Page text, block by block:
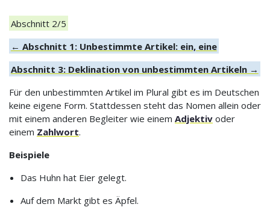
Abschnitt 2/5
← Abschnitt 1: Unbestimmte Artikel: ein, eine
Abschnitt 3: Deklination von unbestimmten Artikeln →
Für den unbestimmten Artikel im Plural gibt es im Deutschen
keine eigene Form. Stattdessen steht das Nomen allein oder
mit einem anderen Begleiter wie einem Adjektiv oder
einem Zahlwort.
Beispiele
Das Huhn hat Eier gelegt.
Auf dem Markt gibt es Äpfel.